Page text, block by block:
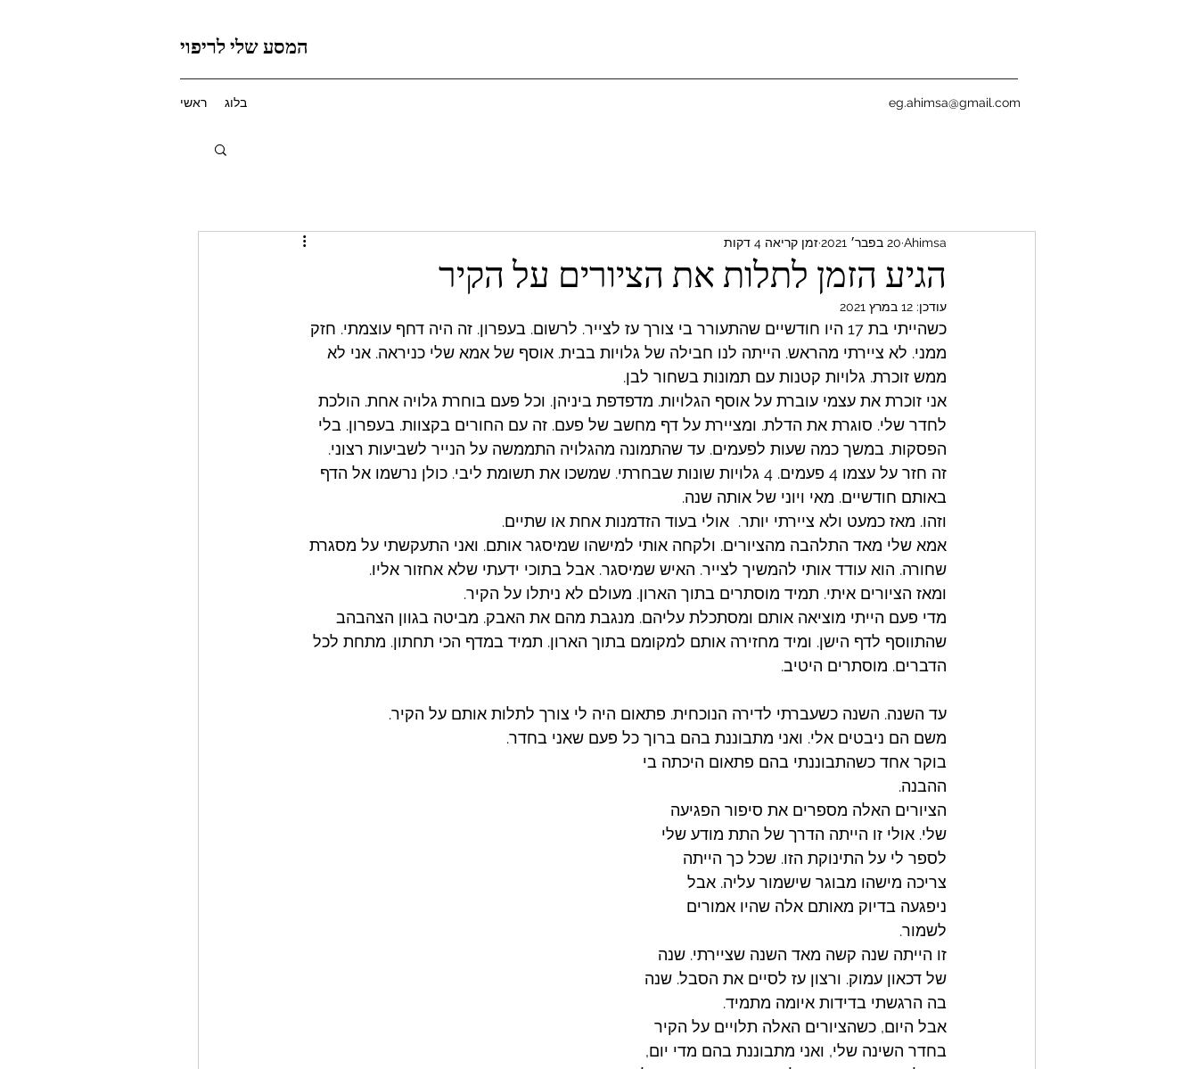
המסע שלי לריפוי
ראשי בלוג eg.ahimsa@gmail.com
הגיע הזמן לתלות את הציורים על הקיר
Ahimsa 20 בפבר׳ 2021 זמן קריאה 4 דקות
עודכן: 12 במרץ 2021
כשהייתי בת 17 היו חודשיים שהתעורר בי צורך עז לצייר. לרשום. בעפרון. זה היה דחף עוצמתי. חזק
ממני. לא ציירתי מהראש. הייתה לנו חבילה של גלויות בבית. אוסף של אמא שלי כניראה. אני לא
ממש זוכרת. גלויות קטנות עם תמונות בשחור לבן.
אני זוכרת את עצמי עוברת על אוסף הגלויות. מדפדפת ביניהן. וכל פעם בוחרת גלויה אחת. הולכת
לחדר שלי. סוגרת את הדלת. ומציירת על דף מחשב של פעם. זה עם החורים בקצוות. בעפרון. בלי
הפסקות. במשך כמה שעות לפעמים. עד שהתמונה מהגלויה התממשה על הנייר לשביעות רצוני.
זה חזר על עצמו 4 פעמים. 4 גלויות שונות שבחרתי. שמשכו את תשומת ליבי. כולן נרשמו אל הדף
באותם חודשיים. מאי ויוני של אותה שנה.
וזהו. מאז כמעט ולא ציירתי יותר.  אולי בעוד הזדמנות אחת או שתיים.
אמא שלי מאד התלהבה מהציורים. ולקחה אותי למישהו שמיסגר אותם. ואני התעקשתי על מסגרת
שחורה. הוא עודד אותי להמשיך לצייר. האיש שמיסגר. אבל בתוכי ידעתי שלא אחזור אליו.
ומאז הציורים איתי. תמיד מוסתרים בתוך הארון. מעולם לא ניתלו על הקיר.
מדי פעם הייתי מוציאה אותם ומסתכלת עליהם. מנגבת מהם את האבק. מביטה בגוון הצהבהב
שהתווסף לדף הישן. ומיד מחזירה אותם למקומם בתוך הארון. תמיד במדף הכי תחתון. מתחת לכל
הדברים. מוסתרים היטיב.
עד השנה. השנה כשעברתי לדירה הנוכחית. פתאום היה לי צורך לתלות אותם על הקיר.
משם הם ניבטים אלי. ואני מתבוננת בהם ברוך כל פעם שאני בחדר.
בוקר אחד כשהתבוננתי בהם פתאום היכתה בי
ההבנה.
הציורים האלה מספרים את סיפור הפגיעה
שלי. אולי זו הייתה הדרך של התת מודע שלי
לספר לי על התינוקת הזו. שכל כך הייתה
צריכה מישהו מבוגר שישמור עליה. אבל
ניפגעה בדיוק מאותם אלה שהיו אמורים
לשמור.
זו הייתה שנה קשה מאד השנה שציירתי. שנה
של דכאון עמוק. ורצון עז לסיים את הסבל. שנה
בה הרגשתי בדידות איומה מתמיד.
אבל היום, כשהציורים האלה תלויים על הקיר
בחדר השינה שלי, ואני מתבוננת בהם מדי יום,